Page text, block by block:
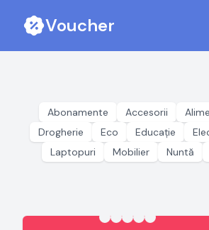
Voucher
Abonamente Accesorii
Drogherie
Eco Educație
Laptopuri
Mobilier Nuntă